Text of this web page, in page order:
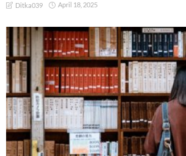
Ditka039 April 18, 2025